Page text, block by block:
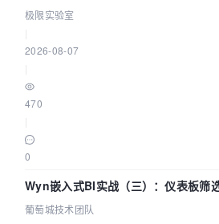
极限实验室
2026-08-07
470
0
Wyn嵌入式BI实战（三）：仪表板筛
数联动全闭环
葡萄城技术团队